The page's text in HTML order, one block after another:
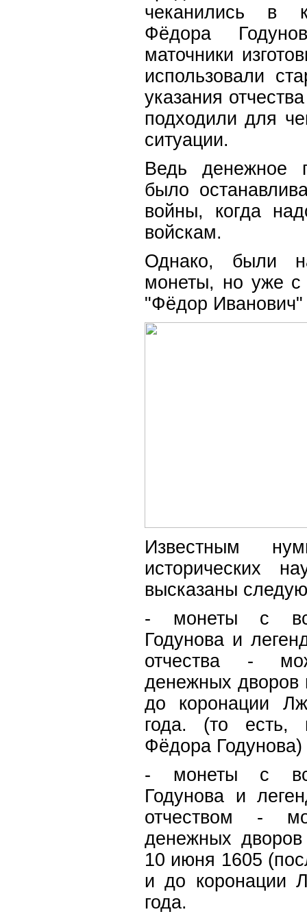
чеканились в
Фёдора
маточники
использовали
указания
подходили для
ситуации.
Ведь денежное
было
войны, когда
войскам.
Однако, были
монеты, но уже с
"Фёдор Иванович"
Известным
исторических
высказаны
- монеты с
Годунова и
отчества -
денежных дворов
до коронации
года. (то есть,
Фёдора Годунова)
- монеты с
Годунова и
отчеством -
денежных
10 июня 1605
и до коронации
года.